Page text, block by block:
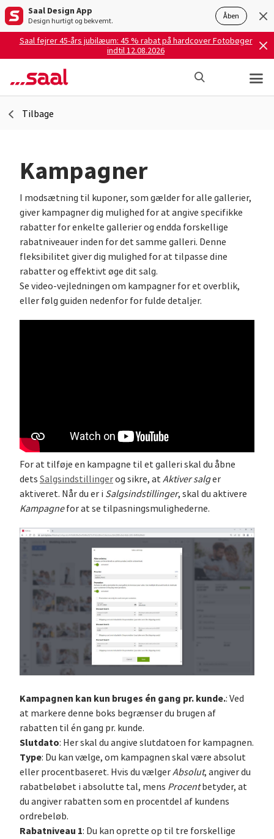
Saal Design App
Design hurtigt og bekvemt. Åben
Saal fejrer 45-års jubilæum: 45 % rabat på hardcover Fotobøger
indtil 12.08.2026
Tilbage
Kampagner
I modsætning til kuponer, som gælder for alle gallerier,
giver kampagner dig mulighed for at angive specifikke
rabatter for enkelte gallerier og endda forskellige
rabatniveauer inden for det samme galleri. Denne
fleksibilitet giver dig mulighed for at tilpasse dine
rabatter og effektivt øge dit salg.
Se video-vejledningen om kampagner for et overblik,
eller følg guiden nedenfor for fulde detaljer.
For at tilføje en kampagne til et galleri skal du åbne
dets Salgsindstillingerog sikre, atAktiver salger
aktiveret. Når du er i Salgsindstillinger, skal du aktivere
Kampagnefor at se tilpasningsmulighederne.
Kampagnen kan kun bruges én gang pr. kunde.: Ved
at markere denne boks begrænser du brugen af
rabatten til én gang pr. kunde.
Slutdato: Her skal du angive slutdatoen for kampagnen.
Type: Du kan vælge, om kampagnen skal være absolut
eller procentbaseret. Hvis du vælgerAbsolut, angiver du
rabatbeløbet i absolutte tal, mens Procentbetyder, at
du angiver rabatten som en procentdel af kundens
ordrebeløb.
Rabatniveau 1: Du kan oprette op til tre forskellige